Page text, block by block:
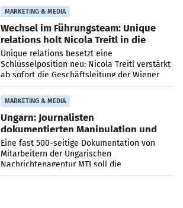
MARKETING & MEDIA
Wechsel im Führungsteam: Unique
relations holt Nicola Treitl in die
Geschäftsleitung
Unique relations besetzt eine
Schlüsselposition neu: Nicola Treitl verstärkt
ab sofort die Geschäftsleitung der Wiener
PR-Agentur an der Seite von Josef Kalina und
Anna Kalina-Mahr.
MARKETING & MEDIA
Ungarn: Journalisten
dokumentierten Manipulation und
Zensur
Eine fast 500-seitige Dokumentation von
Mitarbeitern der Ungarischen
Nachrichtenagentur MTI soll die
systematische Nachrichten-Manipulation und